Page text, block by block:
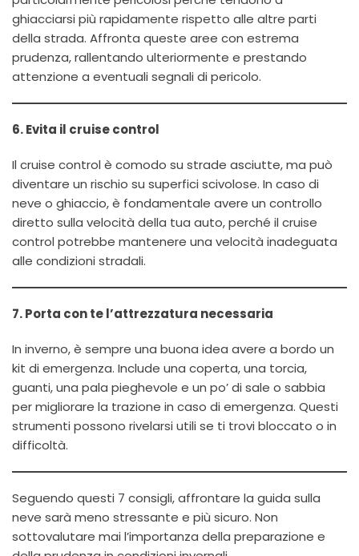
ghiacciarsi più rapidamente rispetto alle altre parti
della strada. Affronta queste aree con estrema
prudenza, rallentando ulteriormente e prestando
attenzione a eventuali segnali di pericolo.
6. Evita il cruise control
Il cruise control è comodo su strade asciutte, ma può
diventare un rischio su superfici scivolose. In caso di
neve o ghiaccio, è fondamentale avere un controllo
diretto sulla velocità della tua auto, perché il cruise
control potrebbe mantenere una velocità inadeguata
alle condizioni stradali.
7. Porta con te l’attrezzatura necessaria
In inverno, è sempre una buona idea avere a bordo un
kit di emergenza. Include una coperta, una torcia,
guanti, una pala pieghevole e un po’ di sale o sabbia
per migliorare la trazione in caso di emergenza. Questi
strumenti possono rivelarsi utili se ti trovi bloccato o in
difficoltà.
Seguendo questi 7 consigli, affrontare la guida sulla
neve sarà meno stressante e più sicuro. Non
sottovalutare mai l’importanza della preparazione e